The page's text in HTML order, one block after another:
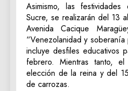
Asimismo, las
Sucre, se realizarán del 13
Avenida Cacique
“Venezolanidad y
incluye desfiles educativos
febrero. Mientras tanto,
elección de la reina y del
de carrozas.